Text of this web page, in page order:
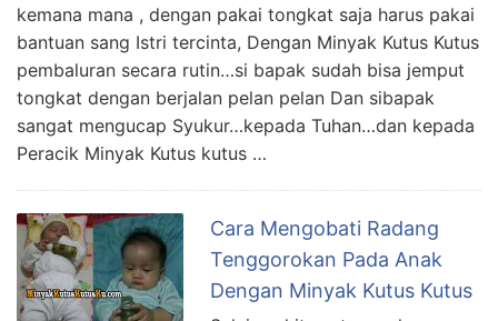
kemana mana , dengan pakai tongkat saja harus pakai
bantuan sang Istri tercinta, Dengan Minyak Kutus Kutus
pembaluran secara rutin…si bapak sudah bisa jemput
tongkat dengan berjalan pelan pelan Dan sibapak
sangat mengucap Syukur…kepada Tuhan…dan kepada
Peracik Minyak Kutus kutus …
Cara Mengobati Radang
Tenggorokan Pada Anak
Dengan Minyak Kutus Kutus